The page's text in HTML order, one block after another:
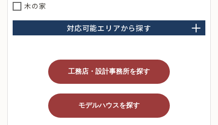
木の家
対応可能エリアから探す